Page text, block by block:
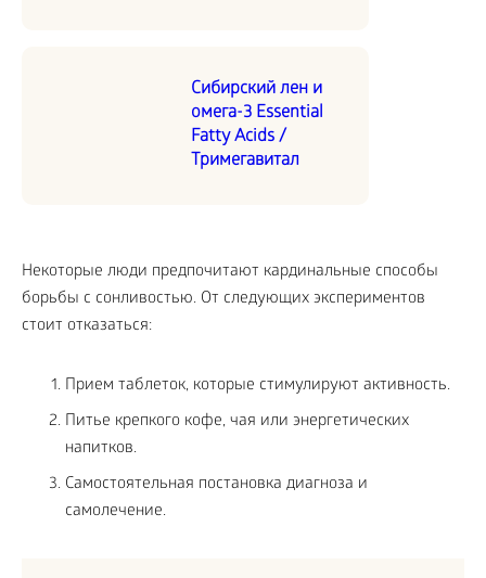
Сибирский лен и
омега-3 Essential
Fatty Acids /
Тримегавитал
Некоторые люди предпочитают кардинальные способы
борьбы с сонливостью. От следующих экспериментов
стоит отказаться:
Прием таблеток, которые стимулируют активность.
Питье крепкого кофе, чая или энергетических
напитков.
Самостоятельная постановка диагноза и
самолечение.